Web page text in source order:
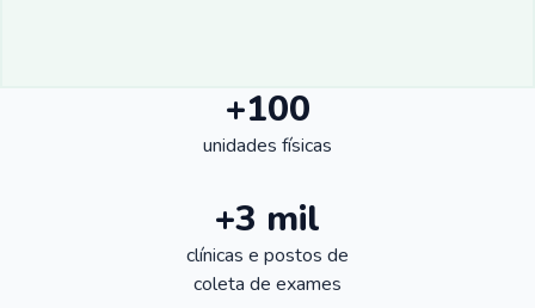
+100
unidades físicas
+3 mil
clínicas e postos de
coleta de exames